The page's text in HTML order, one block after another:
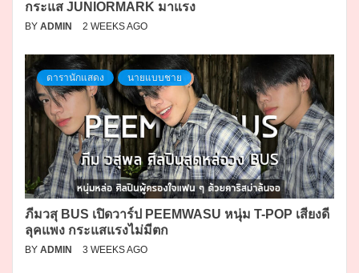
กระแส JUNIORMARK มาแรง
BY ADMIN 2 WEEKS AGO
ดารานักแสดง นายแบบชาย
ภีมวสุ BUS เปิดวาร์ป PEEMWASU หนุ่ม T-POP เสียงดี
ลุคแพง กระแสแรงไม่มีตก
BY ADMIN 3 WEEKS AGO